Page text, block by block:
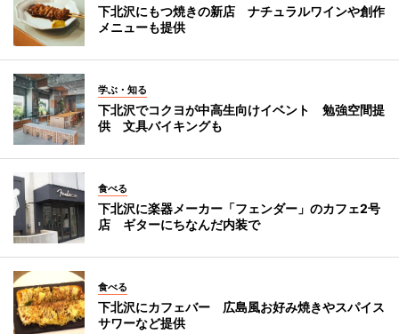
下北沢にもつ焼きの新店 ナチュラルワインや創作
メニューも提供
学ぶ・知る
下北沢でコクヨが中高生向けイベント 勉強空間提
供 文具バイキングも
食べる
下北沢に楽器メーカー「フェンダー」のカフェ2号
店 ギターにちなんだ内装で
食べる
下北沢にカフェバー 広島風お好み焼きやスパイス
サワーなど提供